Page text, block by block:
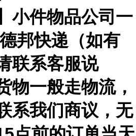
小件物品公司一
邦快递（如有
联系客服说
物一般走物流，
系我们商议，无